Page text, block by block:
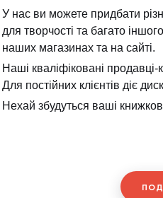
У нас ви можете придбати
для творчості та багато
наших магазинах та на сайті.
Наші кваліфіковані
Для постійних клієнтів діє
Нехай збудуться ваші